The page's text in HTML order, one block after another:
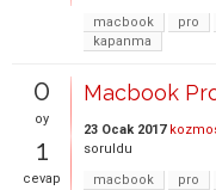
macbook
pro
kapanma
0
oy
1
cevap
Macbook
23 Ocak 2017
soruldu
macbook
pro